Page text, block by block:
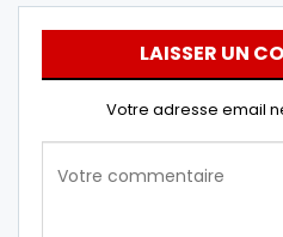
LAISSER UN
Votre adresse email